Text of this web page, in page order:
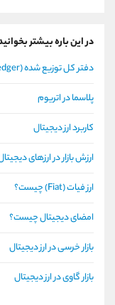
در این باره بیشتر
دفتر کل توزیع شده (Distributed Ledger) چیست؟
پلاسما در اتریوم
کاربرد ارز دیجیتال
ارزش بازار در ارزهای
ارز فیات (Fiat) چیست؟
امضای دیجیتال چیست؟
بازار خرسی در ارز دیجیتال
بازار گاوی در ارز دیجیتال